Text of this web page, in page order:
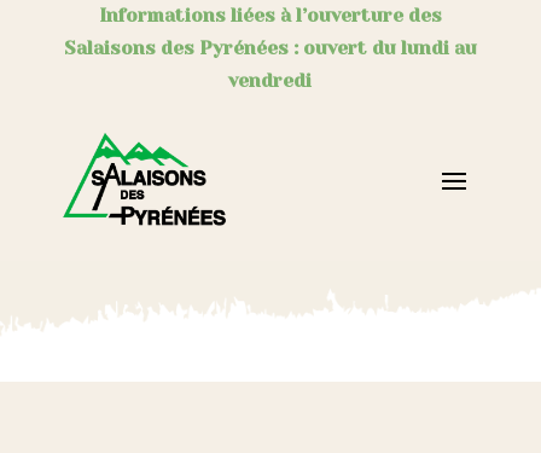
Informations liées à l’ouverture des
Salaisons des Pyrénées : ouvert du lundi au
vendredi